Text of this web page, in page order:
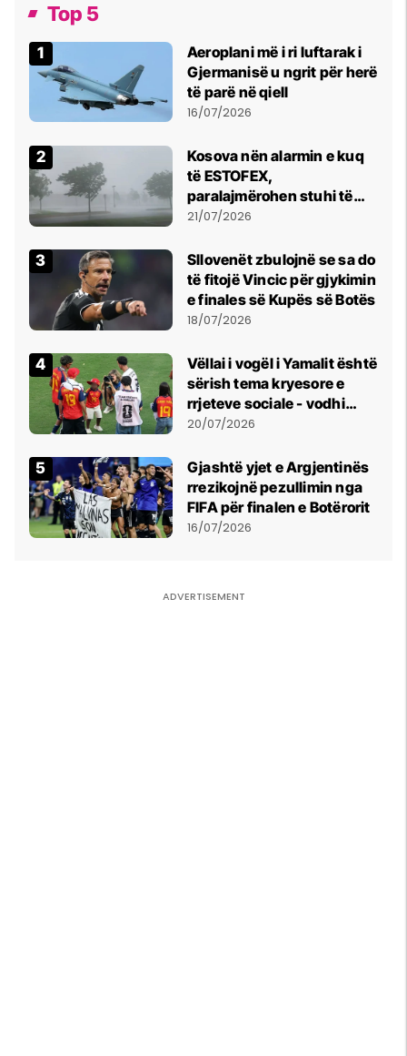
Top 5
Aeroplani më i ri luftarak i
Gjermanisë u ngrit për herë
të parë në qiell
16/07/2026
Kosova nën alarmin e kuq
të ESTOFEX,
paralajmërohen stuhi të
fuqishme me breshër dhe
21/07/2026
Sllovenët zbulojnë se sa do
të fitojë Vincic për gjykimin
e finales së Kupës së Botës
18/07/2026
Vëllai i vogël i Yamalit është
sërish tema kryesore e
rrjeteve sociale - vodhi
vëmendjen pas finales së
20/07/2026
Gjashtë yjet e Argjentinës
rrezikojnë pezullimin nga
FIFA për finalen e Botërorit
16/07/2026